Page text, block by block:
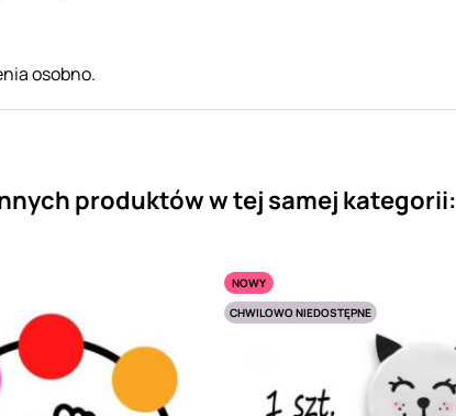
osobno.
produktów w tej samej kategorii:
NOWY
CHWILOWO NIEDOSTĘPNE